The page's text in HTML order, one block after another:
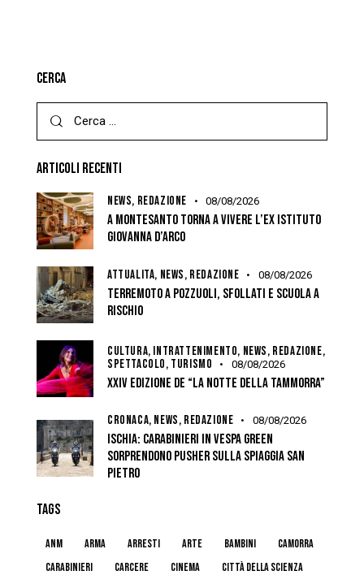
CERCA
ARTICOLI RECENTI
NEWS, REDAZIONE 08/08/2026
A MONTESANTO TORNA A VIVERE L’EX ISTITUTO
GIOVANNA D’ARCO
ATTUALITÀ, NEWS, REDAZIONE 08/08/2026
TERREMOTO A POZZUOLI, SFOLLATI E SCUOLA A
RISCHIO
CULTURA, INTRATTENIMENTO, NEWS, REDAZIONE,
SPETTACOLO, TURISMO 08/08/2026
XXIV EDIZIONE DE “LA NOTTE DELLA TAMMORRA”
CRONACA, NEWS, REDAZIONE 08/08/2026
ISCHIA: CARABINIERI IN VESPA GREEN
SORPRENDONO PUSHER SULLA SPIAGGIA SAN
PIETRO
TAGS
anm arma arresti arte bambini
camorra
carabinieri
carcere cinema
Città della Scienza